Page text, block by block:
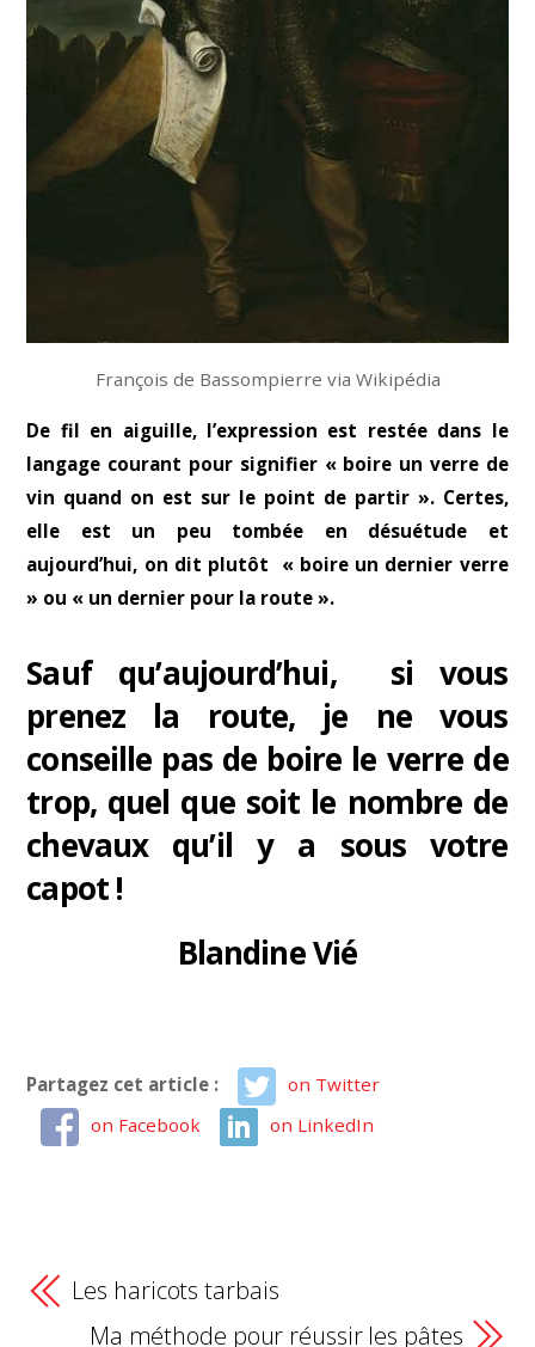
François de Bassompierre via Wikipédia
De fil en aiguille, l’expression est restée dans le
langage courant pour signifier « boire un verre de
vin quand on est sur le point de partir ». Certes,
elle est un peu tombée en désuétude et
aujourd’hui, on dit plutôt « boire un dernier verre
» ou « un dernier pour la route ».
Sauf qu’aujourd’hui, si vous
prenez la route, je ne vous
conseille pas de boire le verre de
trop, quel que soit le nombre de
chevaux qu’il y a sous votre
capot !
Blandine Vié
Partagez cet article :
on Twitter
on Facebook
on LinkedIn
Les haricots tarbais
Ma méthode pour réussir les pâtes